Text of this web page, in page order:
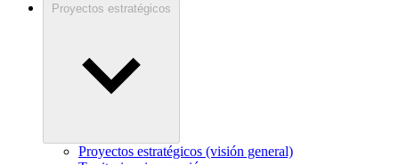
Proyectos estratégicos
Proyectos estratégicos (visión general)